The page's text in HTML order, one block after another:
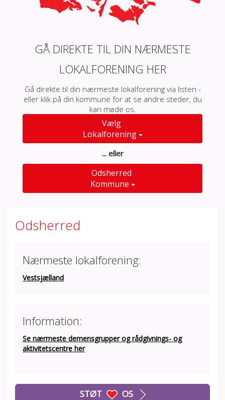
GÅ DIREKTE TIL DIN NÆRMESTE
LOKALFORENING HER
Gå direkte til din nærmeste lokalforening via listen -
eller klik på din kommune for at se andre steder, du
kan møde os.
Vælg
Lokalforening
... eller
Odsherred
Kommune
Odsherred
Nærmeste lokalforening:
Vestsjælland
Information:
Se nærmeste demensgrupper og rådgivnings- og
aktivitetscentre her
STØT OS